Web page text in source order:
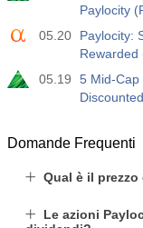
05.20
Paylocity:
Rewarded
05.19
5 Mid-Cap
Domande Frequenti
Qual è il
Le azioni